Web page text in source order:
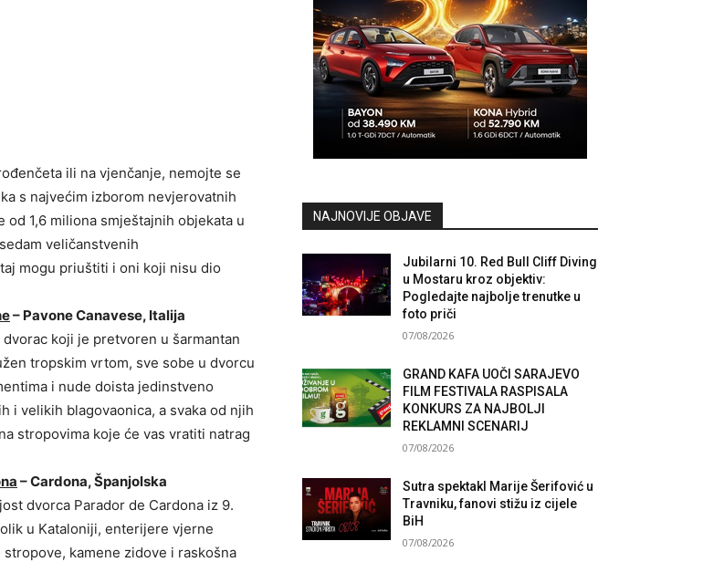
ili na vjenčanje, nemojte se
s najvećim izborom nevjerovatnih
1,6 miliona smještajnih objekata u
veličanstvenih
mogu priuštiti i oni koji nisu dio
– Pavone Canavese, Italija
koji je pretvoren u šarmantan
tropskim vrtom, sve sobe u dvorcu
i nude doista jedinstveno
i velikih blagovaonica, a svaka od njih
na stropovima koje će vas vratiti natrag
– Cardona, Španjolska
dvorca Parador de Cardona iz 9.
u Kataloniji, enterijere vjerne
kamene zidove i raskošna
NAJNOVIJE OBJAVE
Jubilarni 10. Red Bull Cliff Diving
u Mostaru kroz objektiv:
Pogledajte najbolje trenutke u
foto priči
07/08/2026
GRAND KAFA UOČI SARAJEVO
FILM FESTIVALA RASPISALA
KONKURS ZA NAJBOLJI
REKLAMNI SCENARIJ
07/08/2026
Sutra spektakl Marije Šerifović u
Travniku, fanovi stižu iz cijele
BiH
07/08/2026